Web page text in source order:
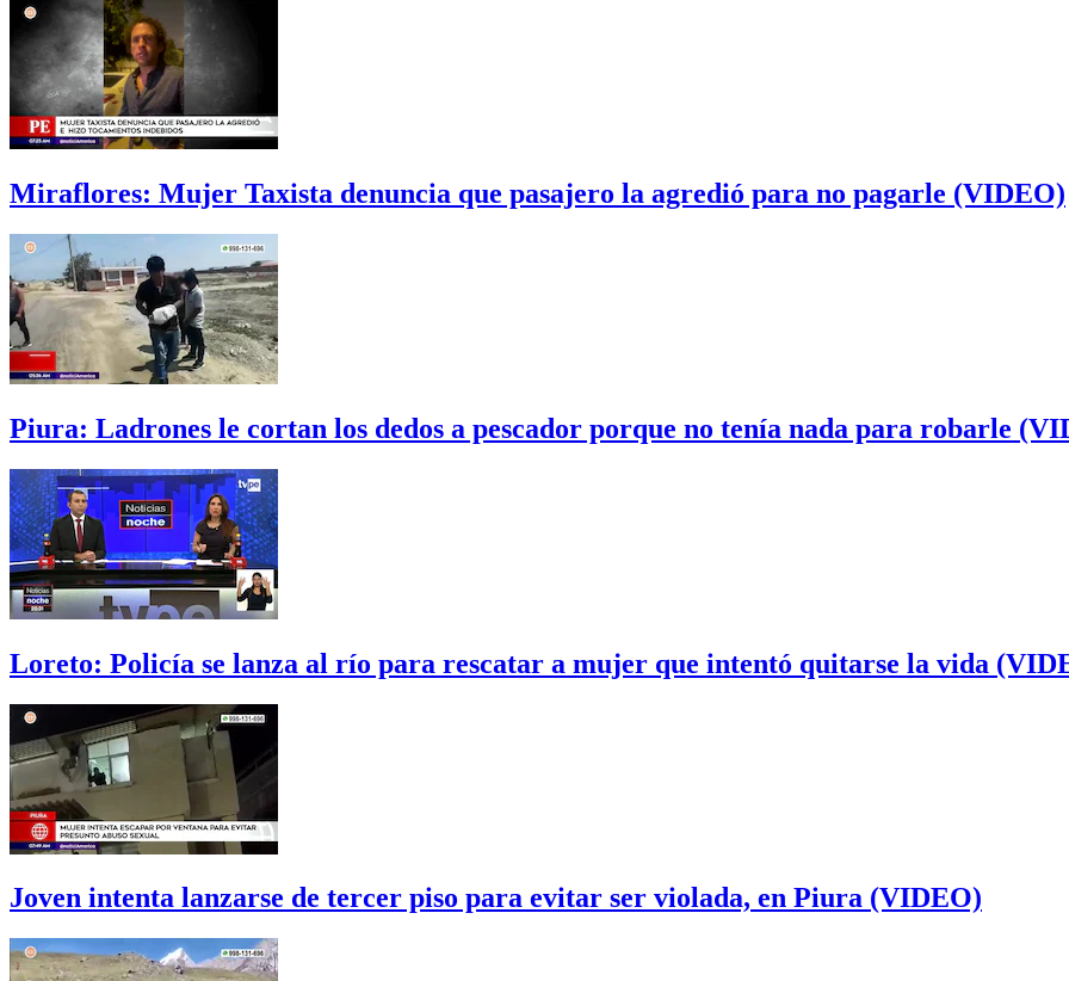
Miraflores: Mujer Taxista denuncia que pasajero la agredió para no pagarle (VIDEO)
Piura: Ladrones le cortan los dedos a pescador porque no tenía nada para robarle
Loreto: Policía se lanza al río para rescatar a mujer que intentó quitarse la vida
Joven intenta lanzarse de tercer piso para evitar ser violada, en Piura (VIDEO)